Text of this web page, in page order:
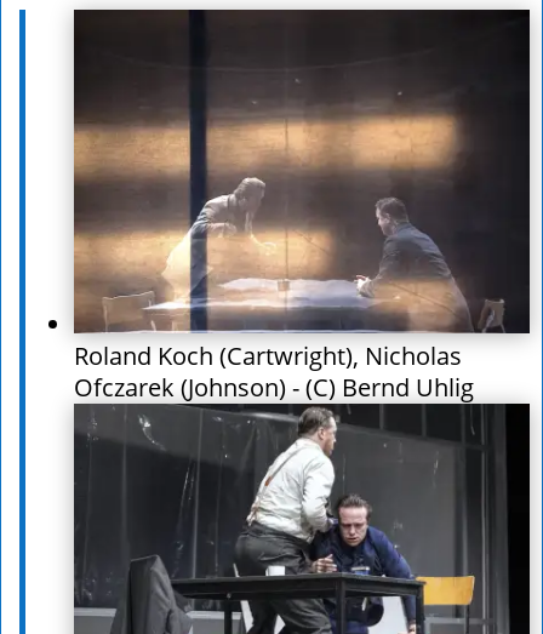
Roland Koch (Cartwright), Nicholas
Ofczarek (Johnson) - (C) Bernd Uhlig